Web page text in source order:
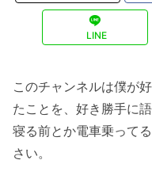
LINE
このチャンネルは僕が
たことを、好き勝手に
寝る前とか電車乗って
さい。